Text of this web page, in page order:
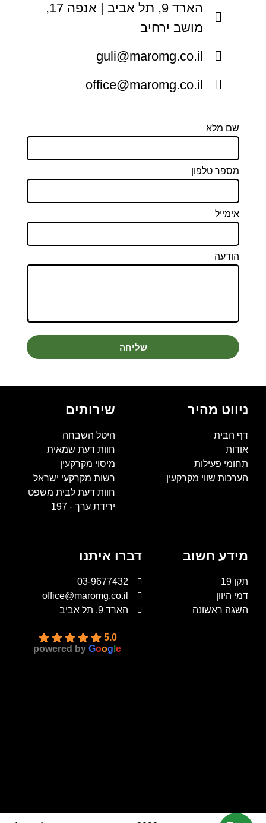
הארד 9, תל אביב | אנפה 17,
מושב ירחיב
guli@maromg.co.il
office@maromg.co.il
שם מלא
מספר טלפון
אימייל
הודעה
שליחה
ניווט מהיר
דף הבית
אודות
תחומי פעילות
הערכות שווי מקרקעין
שירותים
היטל השבחה
חוות דעת שמאית
מיסוי מקרקעין
רשות מקרקעי ישראל
חוות דעת לבית משפט
ירידת ערך - 197
מידע חשוב
תקן 19
דמי היוון
השגה ראשונה
דברו איתנו
03-9677432
office@maromg.co.il
הארד 9, תל אביב
5.0
powered byGoog le